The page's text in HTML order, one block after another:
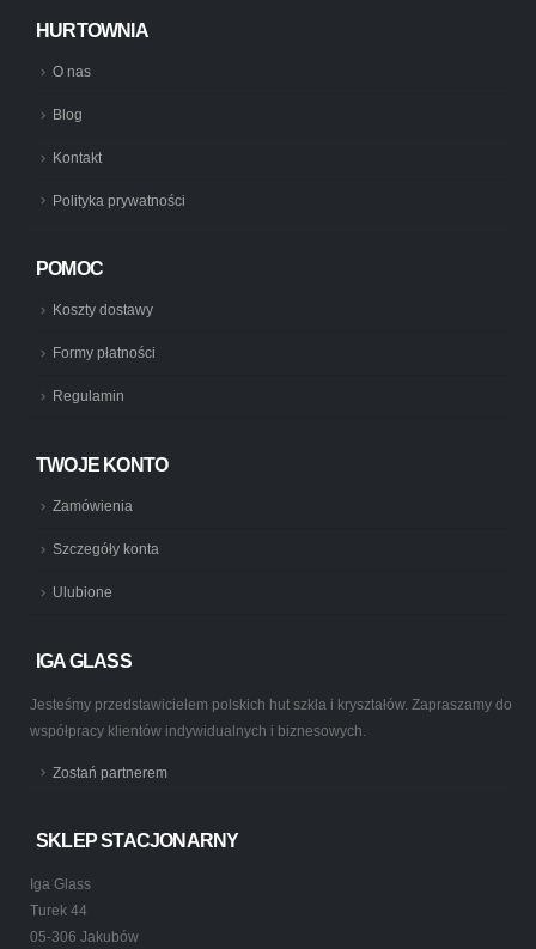
HURTOWNIA
O nas
Blog
Kontakt
Polityka prywatności
POMOC
Koszty dostawy
Formy płatności
Regulamin
TWOJE KONTO
Zamówienia
Szczegóły konta
Ulubione
IGA GLASS
Jesteśmy przedstawicielem polskich hut szkła i kryształów. Zapraszamy do
współpracy klientów indywidualnych i biznesowych.
Zostań partnerem
SKLEP STACJONARNY
Iga Glass
Turek 44
05-306 Jakubów